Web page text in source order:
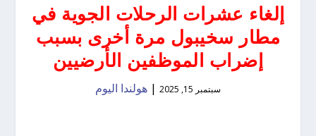
إلغاء عشرات الرحلات الجوية في
مطار سخيبول مرة أخرى بسبب
إضراب الموظفين الأرضيين
سبتمبر 15, 2025 | هولندا اليوم